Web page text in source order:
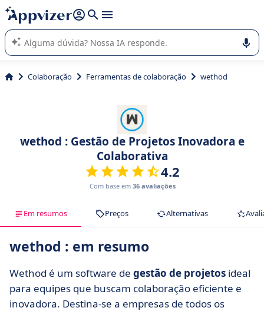
de nossa IA (várias linhas com
A IA do Appvizer o orienta no uso ou na seleção de software
SaaS para sua empresa.
Colaboração Ferramentas de colaboração wethod
wethod : Gestão de Projetos Inovadora e
Colaborativa
4.2
Com base em 36 avaliações
Em resumos Preços Alternativas
wethod : em resumo
Wethod é um software de gestão de projetos ideal
para equipes que buscam colaboração eficiente e
inovadora. Destina-se a empresas de todos os